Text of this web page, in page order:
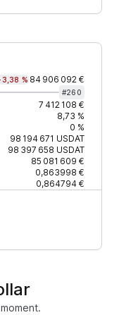
% 84 906 092 €
#260
7 412 108 €
8,73 %
0 %
98 194 671 USDAT
98 397 658 USDAT
85 081 609 €
0,863998 €
0,864794 €